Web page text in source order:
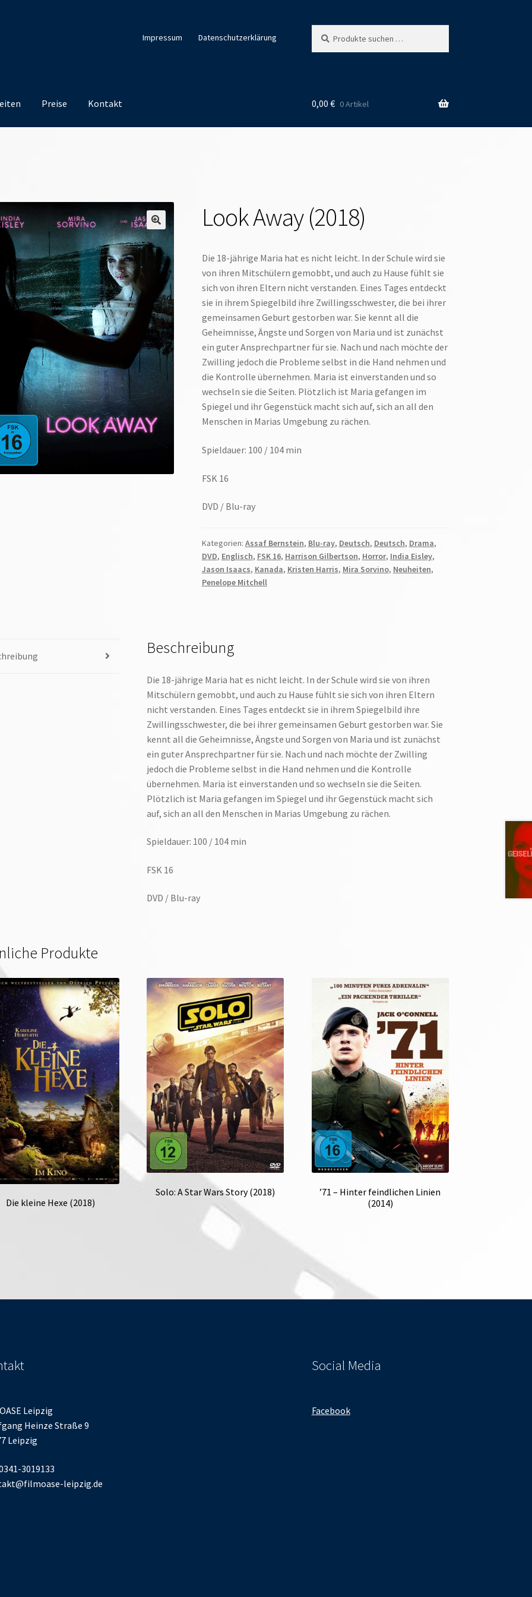
Impressum Datenschutzerklärung
nach:
Preise Kontakt 0,00 € 0 Artikel
Look Away (2018)
Die 18-jährige Maria hat es nicht leicht. In der Schule wird sie
von ihren Mitschülern gemobbt, und auch zu Hause fühlt sie
sich von ihren Eltern nicht verstanden. Eines Tages entdeckt
sie in ihrem Spiegelbild ihre Zwillingsschwester, die bei ihrer
gemeinsamen Geburt gestorben war. Sie kennt all die
Geheimnisse, Ängste und Sorgen von Maria und ist zunächst
ein guter Ansprechpartner für sie. Nach und nach möchte der
Zwilling jedoch die Probleme selbst in die Hand nehmen und
die Kontrolle übernehmen. Maria ist einverstanden und so
wechseln sie die Seiten. Plötzlich ist Maria gefangen im
Spiegel und ihr Gegenstück macht sich auf, sich an all den
Menschen in Marias Umgebung zu rächen.
Spieldauer: 100 / 104 min
FSK 16
DVD / Blu-ray
Kategorien: Assaf Bernstein, Blu-ray, Deutsch, Deutsch, Drama,
DVD, Englisch, FSK 16, Harrison Gilbertson, Horror, India Eisley,
Jason Isaacs, Kanada, Kristen Harris, Mira Sorvino, Neuheiten,
Penelope Mitchell
Beschreibung
Die 18-jährige Maria hat es nicht leicht. In der Schule wird sie von ihren
Mitschülern gemobbt, und auch zu Hause fühlt sie sich von ihren Eltern
nicht verstanden. Eines Tages entdeckt sie in ihrem Spiegelbild ihre
Zwillingsschwester, die bei ihrer gemeinsamen Geburt gestorben war. Sie
kennt all die Geheimnisse, Ängste und Sorgen von Maria und ist zunächst
ein guter Ansprechpartner für sie. Nach und nach möchte der Zwilling
jedoch die Probleme selbst in die Hand nehmen und die Kontrolle
übernehmen. Maria ist einverstanden und so wechseln sie die Seiten.
Plötzlich ist Maria gefangen im Spiegel und ihr Gegenstück macht sich
auf, sich an all den Menschen in Marias Umgebung zu rächen.
Spieldauer: 100 / 104 min
FSK 16
DVD / Blu-ray
Produkte
Die kleine Hexe (2018)
Solo: A Star Wars Story (2018)
’71 – Hinter feindlichen Linien
(2014)
Leipzig
Heinze Straße 9
Leipzig
3019133
leipzig.de
Social Media
Facebook